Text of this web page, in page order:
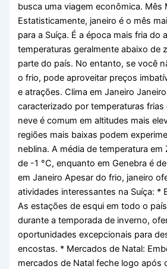
busca uma viagem econômica. Mês
Estatisticamente, janeiro é o mês
para a Suíça. É a época mais fria do
temperaturas geralmente abaixo de
parte do país. No entanto, se você
o frio, pode aproveitar preços
e atrações. Clima em Janeiro
caracterizado por temperaturas frias
neve é comum em altitudes mais
regiões mais baixas podem
neblina. A média de temperatura em
de -1 °C, enquanto em Genebra é
em Janeiro Apesar do frio, janeiro
atividades interessantes na Suíça: *
As estações de esqui em todo o
durante a temporada de inverno,
oportunidades excepcionais para
encostas. * Mercados de Natal:
mercados de Natal feche logo após